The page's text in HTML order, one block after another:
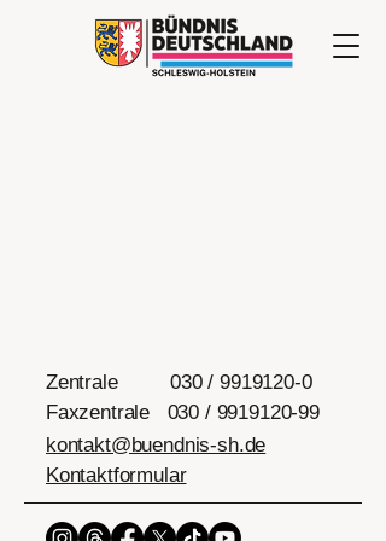
Zentrale 030 /9919120-0
Faxzentrale 030 / 9919120-99
kontakt@buendnis-sh.de
Kontaktformular